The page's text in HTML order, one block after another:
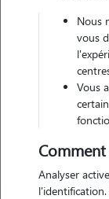
Heillecourt
Nos
à
Nous
vous
Vous
Analyser